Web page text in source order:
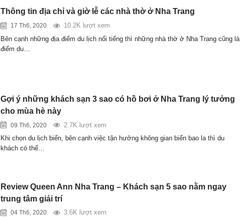
Thông tin địa chỉ và giờ lễ các nhà thờ ở Nha Trang
17 Th6, 2020
10.2K lượt xem
Bên cạnh những địa điểm du lịch nổi tiếng thì những nhà thờ ở Nha Trang cũng là
điểm du…
Gợi ý những khách sạn 3 sao có hồ bơi ở Nha Trang lý tưởng
cho mùa hè này
09 Th6, 2020
2.7K lượt xem
Khi chọn du lịch biển, bên cạnh việc tận hưởng không gian biển bao la thì du
khách có thể…
Review Queen Ann Nha Trang – Khách sạn 5 sao nằm ngay
trung tâm giải trí
04 Th6, 2020
3.6K lượt xem